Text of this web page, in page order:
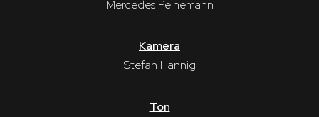
Mercedes Peinemann
Kamera
Stefan Hannig
Ton